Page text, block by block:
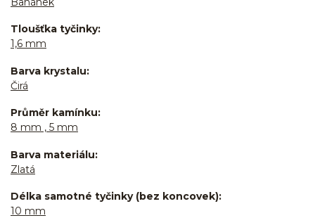
Tloušťka tyčinky
1,6 mm
Barva krystalu
Čirá
Průměr kamínku
8 mm , 5 mm
Barva materiálu
Zlatá
Délka samotné tyčinky (bez koncovek)
10 mm